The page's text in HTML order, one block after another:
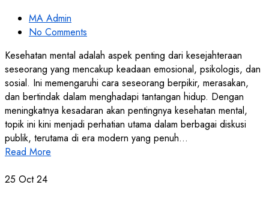
MA Admin
No Comments
Kesehatan mental adalah aspek penting dari kesejahteraan
seseorang yang mencakup keadaan emosional, psikologis, dan
sosial. Ini memengaruhi cara seseorang berpikir, merasakan,
dan bertindak dalam menghadapi tantangan hidup. Dengan
meningkatnya kesadaran akan pentingnya kesehatan mental,
topik ini kini menjadi perhatian utama dalam berbagai diskusi
publik, terutama di era modern yang penuh…
Read More
25 Oct 24